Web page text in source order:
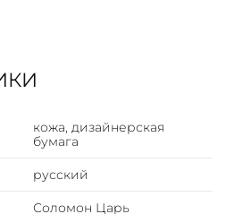
года своего царствования.
враждой
качестве первой жены дочь
и художников.
Бог дал Соломону
что тот не будет
Богу. В обмен на это
кожа, дизайнерская
бумага
русский
Соломон Царь